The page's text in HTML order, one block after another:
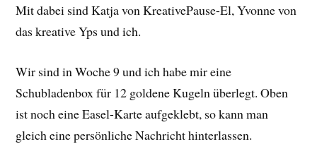
Mit dabei sind Katja von KreativePause-El, Yvonne von
das kreative Yps und ich.
Wir sind in Woche 9 und ich habe mir eine
Schubladenbox für 12 goldene Kugeln überlegt. Oben
ist noch eine Easel-Karte aufgeklebt, so kann man
gleich eine persönliche Nachricht hinterlassen.